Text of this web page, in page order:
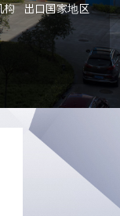
构 出口国家地区